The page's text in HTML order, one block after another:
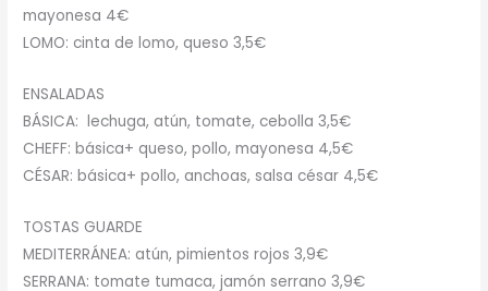
mayonesa 4€
LOMO: cinta de lomo, queso 3,5€
ENSALADAS
BÁSICA: lechuga, atún, tomate, cebolla 3,5€
CHEFF: básica+ queso, pollo, mayonesa 4,5€
CÉSAR: básica+ pollo, anchoas, salsa césar 4,5€
TOSTAS GUARDE
MEDITERRÁNEA: atún, pimientos rojos 3,9€
SERRANA: tomate tumaca, jamón serrano 3,9€